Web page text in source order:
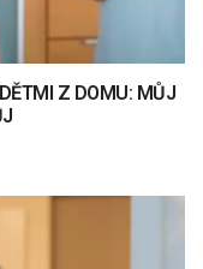
Z DOMU: MŮJ